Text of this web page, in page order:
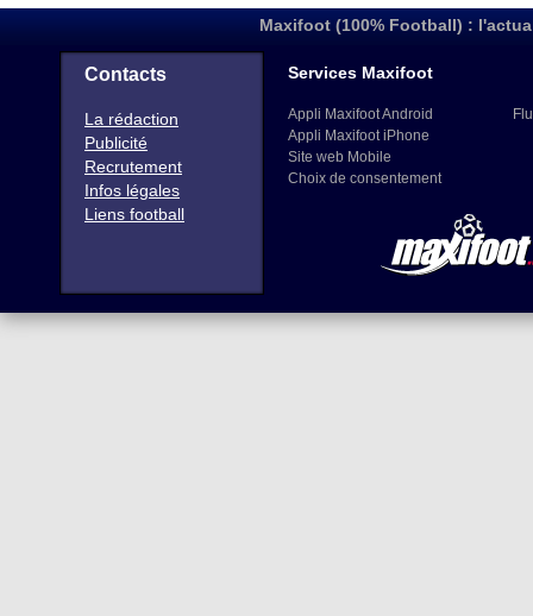
Maxifoot (100% Football) :
Contacts
La rédaction
Publicité
Recrutement
Infos légales
Liens football
Services Maxifoot
Appli Maxifoot Android
Appli Maxifoot iPhone
Site web Mobile
Choix de consentement